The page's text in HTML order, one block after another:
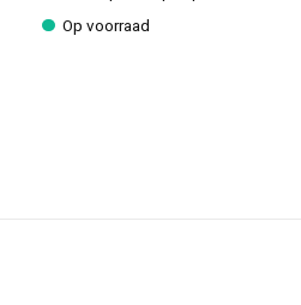
Op voorraad